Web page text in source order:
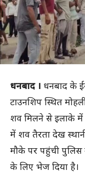
धनबाद । धनबाद के
टाउनशिप स्थित
शव मिलने से इलाके में
में शव तैरता देख
मौके पर पहुंची पुलिस
के लिए भेज दिया है।